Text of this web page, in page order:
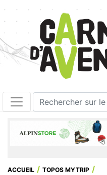
ACCUEIL
TOPOS MYTRIP